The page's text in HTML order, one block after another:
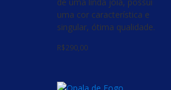
uma cor característica e
singular, ótima qualidade.
R$290,00